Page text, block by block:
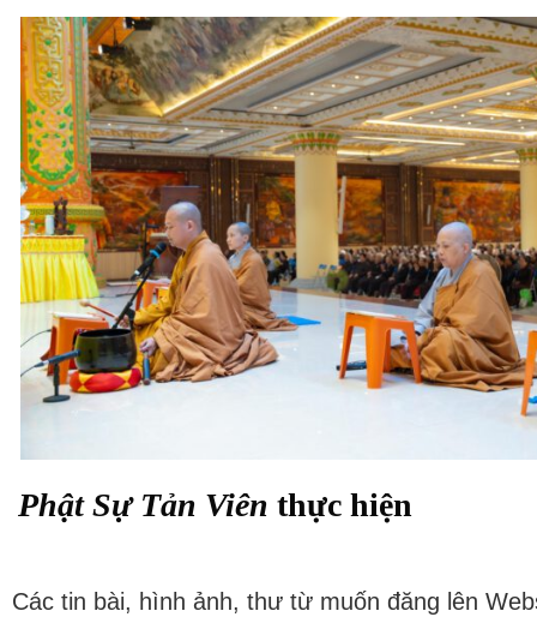
Phật Sự Tản Viên thực hiện
Các tin bài, hình ảnh, thư từ muốn đăng lên